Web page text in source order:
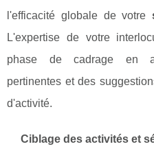
l'efficacité globale de votre
L'expertise de votre
phase de cadrage en
pertinentes et des
d'activité.
Ciblage des activités et